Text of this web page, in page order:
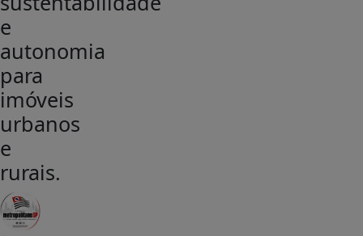
e
autonomia
para
imóveis
urbanos
e
rurais.